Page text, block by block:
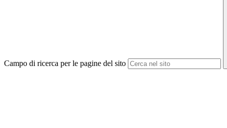
Campo di ricerca per le pagine del sito